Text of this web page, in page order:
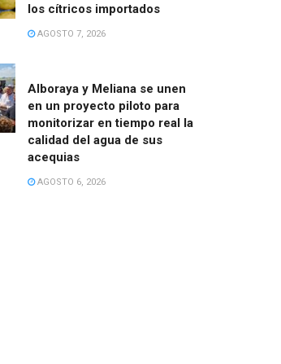
los cítricos importados
AGOSTO 7, 2026
Alboraya y Meliana se unen
en un proyecto piloto para
monitorizar en tiempo real la
calidad del agua de sus
acequias
AGOSTO 6, 2026